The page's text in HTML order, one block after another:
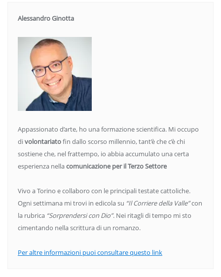
Alessandro Ginotta
Appassionato d’arte, ho una formazione scientifica. Mi occupo
divolontariatofin dallo scorso millennio, tant’è che c’è chi
sostiene che, nel frattempo, io abbia accumulato una certa
esperienza nellacomunicazione per il Terzo Settore
Vivo a Torino e collaboro con le principali testate cattoliche.
Ogni settimana mi trovi in edicola su “Il Corriere della Valle”con
la rubrica “Sorprendersi con Dio”. Nei ritagli di tempo mi sto
cimentando nella scrittura di un romanzo.
Per altre informazioni puoi consultare questo link